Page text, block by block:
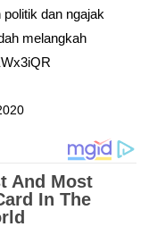
dan ngajak
melangkah